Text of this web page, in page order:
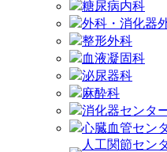
糖尿病内科
外科・消化器
整形外科
血液凝固科
泌尿器科
麻酔科
消化器センタ
心臓血管セン
人工関節セン